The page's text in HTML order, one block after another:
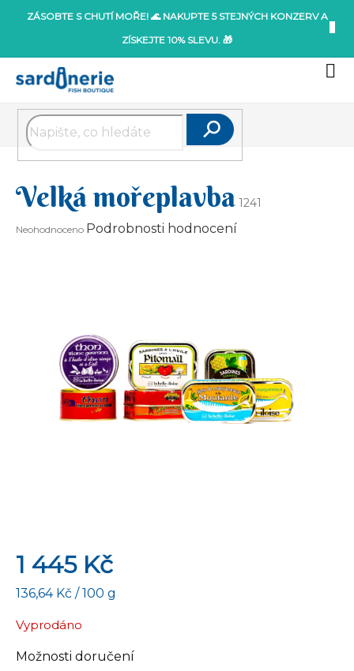
ZÁSOBTE S CHUTÍ MOŘE! 🌊 NAKUPTE 5 STEJNÝCH KONZERV A
ZÍSKEJTE 10% SLEVU. 🎁
Velká mořeplavba 1241
Průměrné
hvězdiček.
Neohodnoceno Podrobnosti hodnocení
1 445 Kč
Měrná
136,64 Kč / 100 g
Vyprodáno
Možnosti doručení